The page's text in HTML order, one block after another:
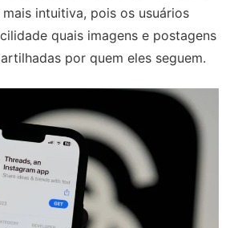
intuitiva, pois os usuários
quais imagens e postagens
por quem eles seguem.